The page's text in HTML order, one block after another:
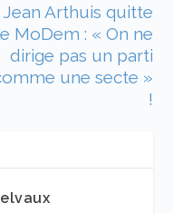
Jean Arthuis quitte
MoDem : « On ne
dirige pas un parti
une secte »
!